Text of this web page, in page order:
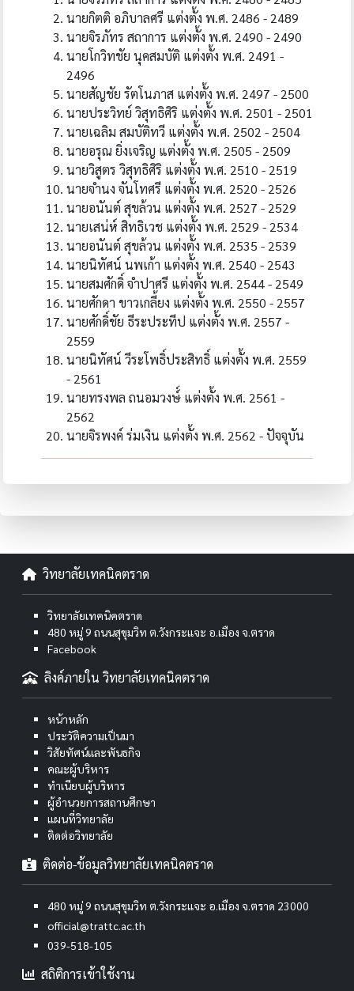
นายกิตติ อภิบาลศรี แต่งตั้ง พ.ศ. 2486 - 2489
นายจิรภัทร สถาการ แต่งตั้ง พ.ศ. 2490 - 2490
นายโกวิทชัย นุคสมบัติ แต่งตั้ง พ.ศ. 2491 -
2496
นายสัญชัย รัตโนภาส แต่งตั้ง พ.ศ. 2497 - 2500
นายประวิทย์ วิสุทธิศิริ แต่งตั้ง พ.ศ. 2501 - 2501
นายเฉลิม สมบัติทวี แต่งตั้ง พ.ศ. 2502 - 2504
นายอรุณ ยิ่งเจริญ แต่งตั้ง พ.ศ. 2505 - 2509
นายวิสูตร วิสุทธิศิริ แต่งตั้ง พ.ศ. 2510 - 2519
นายจำนง จันโทศรี แต่งตั้ง พ.ศ. 2520 - 2526
นายอนันต์ สุขล้วน แต่งตั้ง พ.ศ. 2527 - 2529
นายเสน่ห์ สิทธิเวช แต่งตั้ง พ.ศ. 2529 - 2534
นายอนันต์ สุขล้วน แต่งตั้ง พ.ศ. 2535 - 2539
นายนิทัศน์ นพเก้า แต่งตั้ง พ.ศ. 2540 - 2543
นายสมศักดิ์ จำปาศรี แต่งตั้ง พ.ศ. 2544 - 2549
นายศักดา ขาวเกลี้ยง แต่งตั้ง พ.ศ. 2550 - 2557
นายศักดิ์ชัย ธีระประทีป แต่งตั้ง พ.ศ. 2557 -
2559
นายนิทัศน์ วีระโพธิ์ประสิทธิ์ แต่งตั้ง พ.ศ. 2559
- 2561
นายทรงพล ถนอมวงษ์์ แต่งตั้ง พ.ศ. 2561 -
2562
นายจิรพงค์ ร่มเงิน แต่งตั้ง พ.ศ. 2562 - ปัจจุบัน
วิทยาลัยเทคนิคตราด
วิทยาลัยเทคนิคตราด
480 หมู่ 9 ถนนสุขุมวิท ต.วังกระแจะ อ.เมือง จ.ตราด
Facebook
ลิงค์ภายใน วิทยาลัยเทคนิคตราด
หน้าหลัก
ประวัติความเป็นมา
วิสัยทัศน์และพันธกิจ
คณะผู้บริหาร
ทำเนียบผู้บริหาร
ผู้อำนวยการสถานศึกษา
แผนที่วิทยาลัย
ติดต่อวิทยาลัย
ติดต่อ-ข้อมูลวิทยาลัยเทคนิคตราด
480 หมู่ 9 ถนนสุขุมวิท ต.วังกระแจะ อ.เมือง จ.ตราด 23000
official@trattc.ac.th
039-518-105
สถิติการเข้าใช้งาน